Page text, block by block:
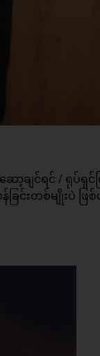
ဆော့ချင်ရင် / ရုပ်ရှ
င်းတစ်မျိုးပဲ ဖြစ်